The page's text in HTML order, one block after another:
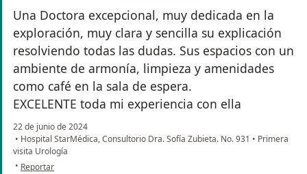
Una Doctora excepcional, muy dedicada en la
exploración, muy clara y sencilla su explicación
resolviendo todas las dudas. Sus espacios con un
ambiente de armonía, limpieza y amenidades
como café en la sala de espera.
EXCELENTE toda mi experiencia con ella
22 de junio de 2024
• Hospital StarMédica, Consultorio Dra. Sofía Zubieta. No. 931 • Primera
visita Urología
• en opinión del usuario Rebeca Yañez
Reportar